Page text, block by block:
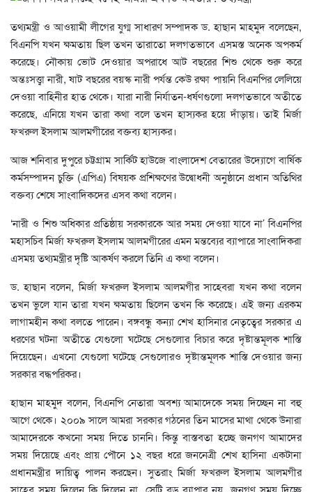
তথ্যমন্ত্রী ও আওয়ামী লীগের যুগ্ম সাধারণ সম্পাদক ড. হাছান মাহমুদ বলেছেন,
বিএনপি যখন ক্ষমতায় ছিল তখন তারাতো দলগতভাবে এসমস্ত অনেক অপকর্ম
করেছে। নৌকায় ভোট দেওয়ার অপরাধে আট বছরের শিশু থেকে শুরু করে
অন্তঃসত্ত্বা নারী, ষাট বছরের বয়স্ক নারী পর্যন্ত কেউ রক্ষা পায়নি বিএনপির লেলিয়ে
দেওয়া বাহিনীর হাত থেকে। যারা নারী নির্যাতন-ধর্ষণগুলো দলগতভাবে অতীতে
করেছে, এনিয়ে যখন তারা কথা বলে তখন হাস্যকর হয়ে দাঁড়ায়। তাই মির্জা
ফখরুল ইসলাম আলমগীরের বক্তব্য হাস্যকর।
আজ শনিবার দুপুরে চট্টগ্রাম সার্কিট হাউজে বাংলাদেশ বেতারের উদ্যোগে বার্ষিক
কর্মসম্পাদন চুক্তি (এপিএ) বিষয়ক প্রশিক্ষণের উদ্বোধনী অনুষ্ঠানে প্রধান অতিথির
বক্তব্য শেষে সাংবাদিকদের এসব কথা বলেন।
‘নারী ও শিশু অধিকার প্রতিষ্ঠায় সরকারকে আর সময় দেওয়া যাবে না’ বিএনপির
মহাসচিব মির্জা ফখরুল ইসলাম আলমগীরের এমন মন্তব্যের ব্যাপারে সাংবাদিকরা
এসময় তথ্যমন্ত্রীর দৃষ্টি আকর্ষণ করলে তিনি এ কথা বলেন।
ড. হাছান বলেন, মির্জা ফখরুল ইসলাম আলমগীর সাহেবরা যখন কথা বলেন
তখন ভুলে যান তারা যখন ক্ষমতায় ছিলেন তখন কি করেছে। এই জন্য এরকম
লাগামহীন কথা বলতে পারেন। বঙ্গবন্ধু কন্যা শেখ হাসিনার নেতৃত্বের সরকার এ
ধরণের ঘটনা অতীতে যেগুলো ঘটেছে সেগুলোর বিচার করে দৃষ্টান্তমূলক শাস্তি
দিয়েছেন। এখনো যেগুলো ঘটেছে সেগুলোরও দৃষ্টান্তমূলক শাস্তি দেওয়ার জন্য
সরকার বদ্ধপরিকর।
হাছান মাহমুদ বলেন, বিএনপি নেতারা অবশ্য আমাদেকে সময় দিচ্ছেন না বহু
আগে থেকে। ২০০৯ সালে আমরা সরকার গঠনের তিন মাসের মাথা থেকে উনারা
আমাদেরকে কখনো সময় দিতে চাননি। কিন্তু বাস্তবতা হচ্ছে জনগণ আমাদের
সময় দিয়েছে এবং প্রায় পৌনে ১২ বছর ধরে জননেত্রী শেখ হাসিনা একটানা
প্রধানমন্ত্রীর দায়িত্ব পালন করছেন। সুতরাং মির্জা ফখরুল ইসলাম আলমগীর
সাহেব সময় দিলেন কি দিলেন না, সেটি বড় ব্যাপার নয়, জনগণ সময় দিচ্ছে